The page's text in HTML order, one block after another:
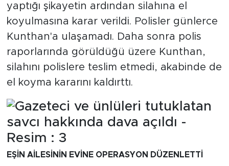
yaptığı şikayetin ardından silahına el
koyulmasına karar verildi. Polisler günlerce
Kunthan'a ulaşamadı. Daha sonra polis
raporlarında görüldüğü üzere Kunthan,
silahını polislere teslim etmedi, akabinde de
el koyma kararını kaldırttı.
EŞİN AİLESİNİN EVİNE OPERASYON DÜZENLETTİ